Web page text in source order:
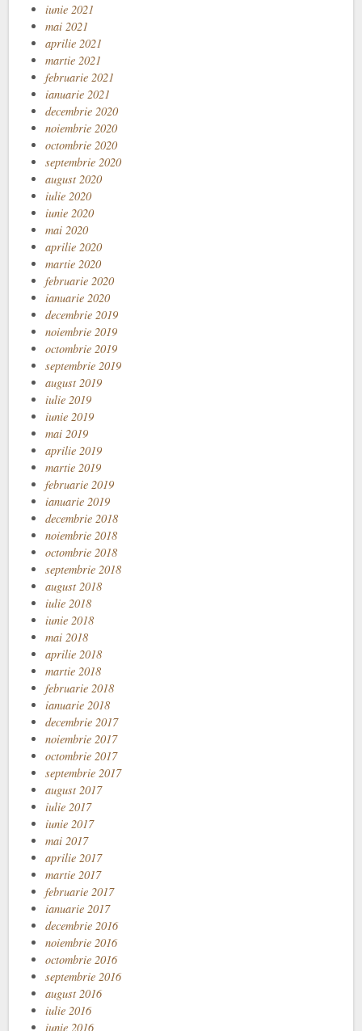
iunie 2021
mai 2021
aprilie 2021
martie 2021
februarie 2021
ianuarie 2021
decembrie 2020
noiembrie 2020
octombrie 2020
septembrie 2020
august 2020
iulie 2020
iunie 2020
mai 2020
aprilie 2020
martie 2020
februarie 2020
ianuarie 2020
decembrie 2019
noiembrie 2019
octombrie 2019
septembrie 2019
august 2019
iulie 2019
iunie 2019
mai 2019
aprilie 2019
martie 2019
februarie 2019
ianuarie 2019
decembrie 2018
noiembrie 2018
octombrie 2018
septembrie 2018
august 2018
iulie 2018
iunie 2018
mai 2018
aprilie 2018
martie 2018
februarie 2018
ianuarie 2018
decembrie 2017
noiembrie 2017
octombrie 2017
septembrie 2017
august 2017
iulie 2017
iunie 2017
mai 2017
aprilie 2017
martie 2017
februarie 2017
ianuarie 2017
decembrie 2016
noiembrie 2016
octombrie 2016
septembrie 2016
august 2016
iulie 2016
iunie 2016